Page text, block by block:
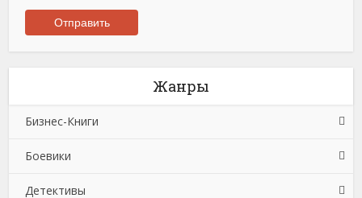
Жанры
Бизнес-Книги
Банковское дело
Бухучет, налогообложение, аудит
Боевики
Боевики: Прочее
Детективы